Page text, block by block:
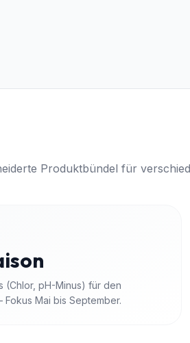
Produktbündel für
(Chlor, pH-Minus) für den
Fokus Mai bis September.